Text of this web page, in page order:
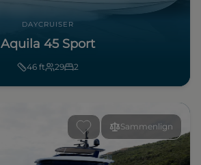
DAYCRUISER
Aquila 45 Sport
46 ft 29 2
Sammenlign